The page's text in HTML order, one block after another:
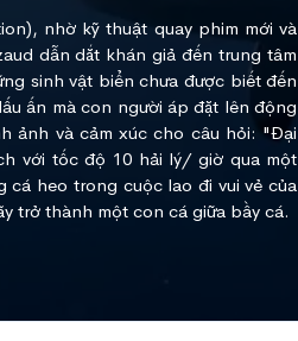
nhờ kỹ thuật quay phim mới và
dẫn dắt khán giả đến trung tâm
sinh vật biển chưa được biết đến
ấn mà con người áp đặt lên động
ảnh và cảm xúc cho câu hỏi: "Đại
với tốc độ 10 hải lý/ giờ qua một
heo trong cuộc lao đi vui vẻ của
trở thành một con cá giữa bầy cá.